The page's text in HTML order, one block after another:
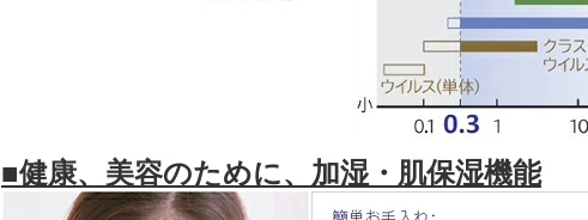
■健康、美容のために、加湿・肌保湿機能